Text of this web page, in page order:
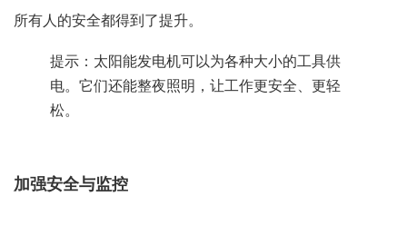
所有人的安全都得到了提升。
提示：太阳能发电机可以为各种大小的工具供
电。它们还能整夜照明，让工作更安全、更轻
松。
加强安全与监控